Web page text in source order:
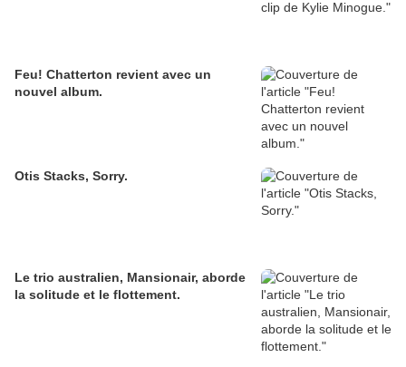
Feu! Chatterton revient avec un
nouvel album.
Otis Stacks, Sorry.
Le trio australien, Mansionair, aborde
la solitude et le flottement.